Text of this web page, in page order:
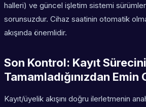
halleri) ve güncel işletim sistemi
sorunsuzdur. Cihaz saatinin otomatik
akışında önemlidir.
Son Kontrol: Kayıt Sürecini
Tamamladığınızdan Emin
Kayıt/üyelik akışını doğru ilerletmenin